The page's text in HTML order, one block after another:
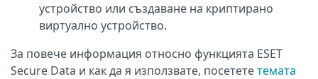
устройство или създаване на криптирано
виртуално устройство.
За повече информация относно функцията ESET
Secure Data и как да я използвате, посетететемата